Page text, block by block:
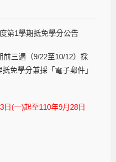
第1學期抵免學分公告
前三週（9/22至10/12）採
免學分兼採「電子郵件」
日(一)起至110年9月28日